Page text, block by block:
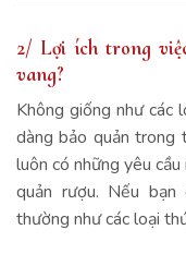
2/ Lợi ích trong
vang?
Không giống như các
dàng bảo quản trong
luôn có những yêu
quản rượu. Nếu
thường như các loại